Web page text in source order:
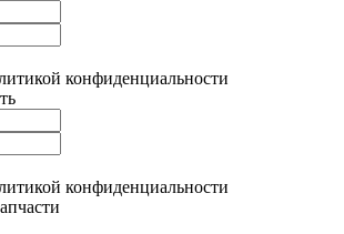
конфиденциальности
конфиденциальности